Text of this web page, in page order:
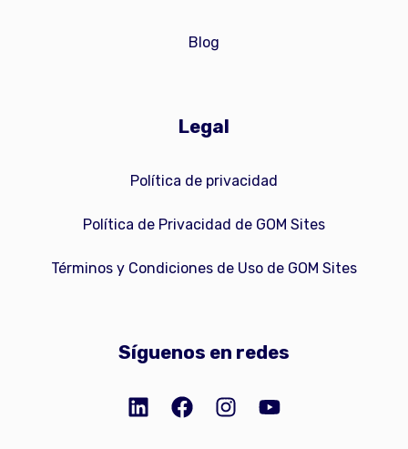
Blog
Legal
Política de privacidad
Política de Privacidad de GOM Sites
Términos y Condiciones de Uso de GOM Sites
Síguenos en redes